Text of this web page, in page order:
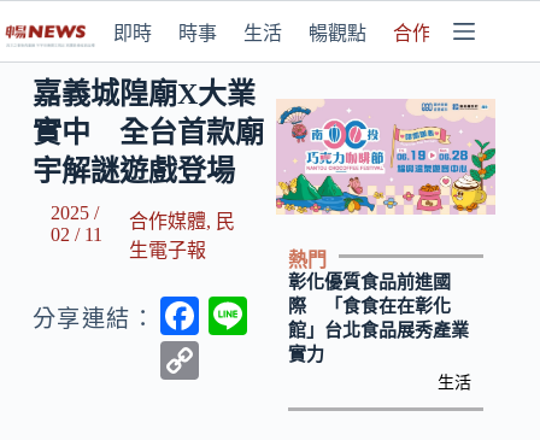
即時 時事 生活 暢觀點 合作媒體
嘉義城隍廟X大業
實中 全台首款廟
宇解謎遊戲登場
2025 /
02 / 11
合作媒體, 民
生電子報
分享連結：
F
熱門
彰化優質食品前進國
際 「食食在在彰化
館」台北食品展秀產業
實力
生活